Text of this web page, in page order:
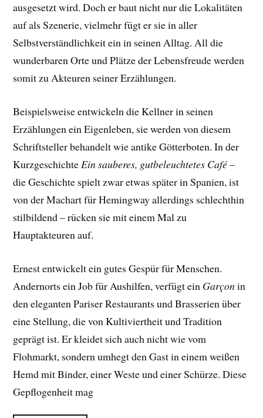
ausgesetzt wird. Doch er baut nicht nur die Lokalitäten
auf als Szenerie, vielmehr fügt er sie in aller
Selbstverständlichkeit ein in seinen Alltag. All die
wunderbaren Orte und Plätze der Lebensfreude werden
somit zu Akteuren seiner Erzählungen.
Beispielsweise entwickeln die Kellner in seinen
Erzählungen ein Eigenleben, sie werden von diesem
Schriftsteller behandelt wie antike Götterboten. In der
KurzgeschichteEin sauberes, gutbeleuchtetes Café–
die Geschichte spielt zwar etwas später in Spanien, ist
von der Machart für Hemingway allerdings schlechthin
stilbildend – rücken sie mit einem Mal zu
Hauptakteuren auf.
Ernest entwickelt ein gutes Gespür für Menschen.
Andernorts ein Job für Aushilfen, verfügt ein Garçonin
den eleganten Pariser Restaurants und Brasserien über
eine Stellung, die von Kultiviertheit und Tradition
geprägt ist. Er kleidet sich auch nicht wie vom
Flohmarkt, sondern umhegt den Gast in einem weißen
Hemd mit Binder, einer Weste und einer Schürze. Diese
Gepflogenheit mag